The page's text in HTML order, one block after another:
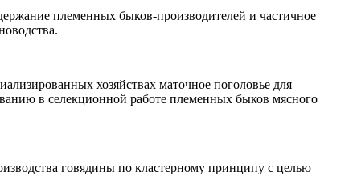
племенных быков-производителей и частичное
хозяйствах маточное поголовье для
в селекционной работе племенных быков мясного
говядины по кластерному принципу с целью